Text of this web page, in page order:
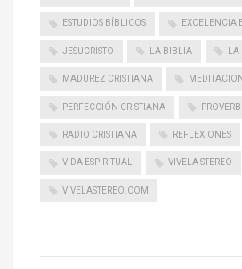
ESTUDIOS BÍBLICOS EXCELENCIA
JESUCRISTO LA BIBLIA
MADUREZ CRISTIANA
PERFECCIÓN CRISTIANA
RADIO CRISTIANA REFLEXIONES
VIDA ESPIRITUAL VIVELA STEREO
VIVELASTEREO.COM